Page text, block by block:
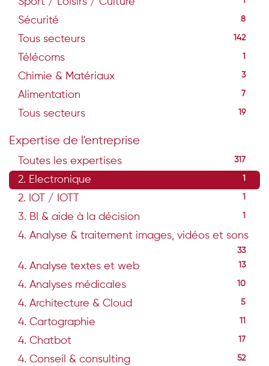
Sécurité 8
Tous secteurs 142
Télécoms 1
Chimie & Matériaux 3
Alimentation 7
Tous secteurs 19
Expertise de l'entreprise
Toutes les expertises 317
2. Electronique 1
2. IOT / IOTT 1
3. BI & aide à la décision 1
4. Analyse & traitement images, vidéos et sons
33
4. Analyse textes et web 13
4. Analyses médicales 10
4. Architecture & Cloud 5
4. Cartographie
4. Chatbot 17
4. Conseil & consulting 52